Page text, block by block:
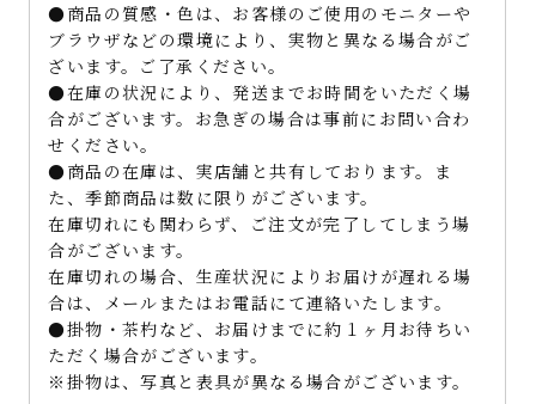
●商品の質感・色は、お客様のご使用のモニターや
ブラウザなどの環境により、実物と異なる場合がご
ざいます。ご了承ください。
●在庫の状況により、発送までお時間をいただく場
合がございます。お急ぎの場合は事前にお問い合わ
せください。
●商品の在庫は、実店舗と共有しております。ま
た、季節商品は数に限りがございます。
在庫切れにも関わらず、ご注文が完了してしまう場
合がございます。
在庫切れの場合、生産状況によりお届けが遅れる場
合は、メールまたはお電話にて連絡いたします。
●掛物・茶杓など、お届けまでに約１ヶ月お待ちい
ただく場合がございます。
※掛物は、写真と表具が異なる場合がございます。